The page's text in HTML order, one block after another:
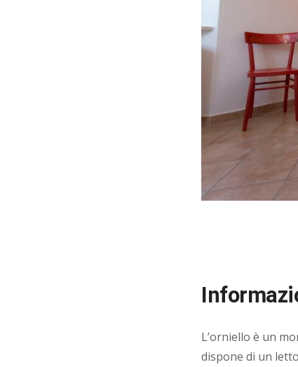
L’orniello è un
dispone di un